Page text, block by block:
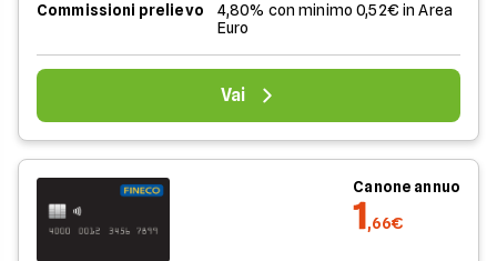
Commissioni prelievo
4,80% con minimo 0,52€ in Area
Euro
Vai
Canone annuo
1,66€